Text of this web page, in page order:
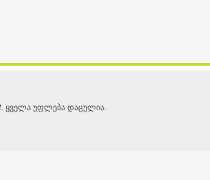
ყველა უფლება დაცულია.